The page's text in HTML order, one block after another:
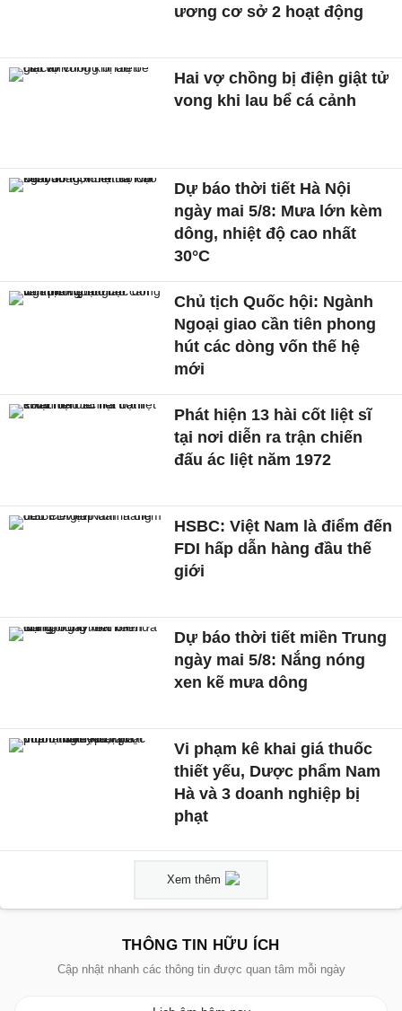
ương cơ sở 2 hoạt động
Hai vợ chồng bị điện giật tử
vong khi lau bể cá cảnh
Dự báo thời tiết Hà Nội
ngày mai 5/8: Mưa lớn kèm
dông, nhiệt độ cao nhất
30°C
Chủ tịch Quốc hội: Ngành
Ngoại giao cần tiên phong
hút các dòng vốn thế hệ
mới
Phát hiện 13 hài cốt liệt sĩ
tại nơi diễn ra trận chiến
đấu ác liệt năm 1972
HSBC: Việt Nam là điểm đến
FDI hấp dẫn hàng đầu thế
giới
Dự báo thời tiết miền Trung
ngày mai 5/8: Nắng nóng
xen kẽ mưa dông
Vi phạm kê khai giá thuốc
thiết yếu, Dược phẩm Nam
Hà và 3 doanh nghiệp bị
phạt
Xem thêm
THÔNG TIN HỮU ÍCH
Cập nhật nhanh các thông tin được quan tâm mỗi ngày